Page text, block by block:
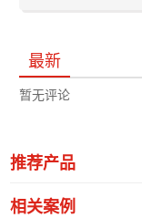
最新
暂无评论
推荐产品
相关案例